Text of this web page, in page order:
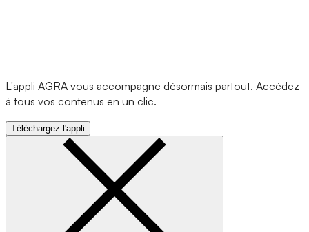
L'appli AGRA vous accompagne désormais partout. Accédez
à tous vos contenus en un clic.
Téléchargez l'appli